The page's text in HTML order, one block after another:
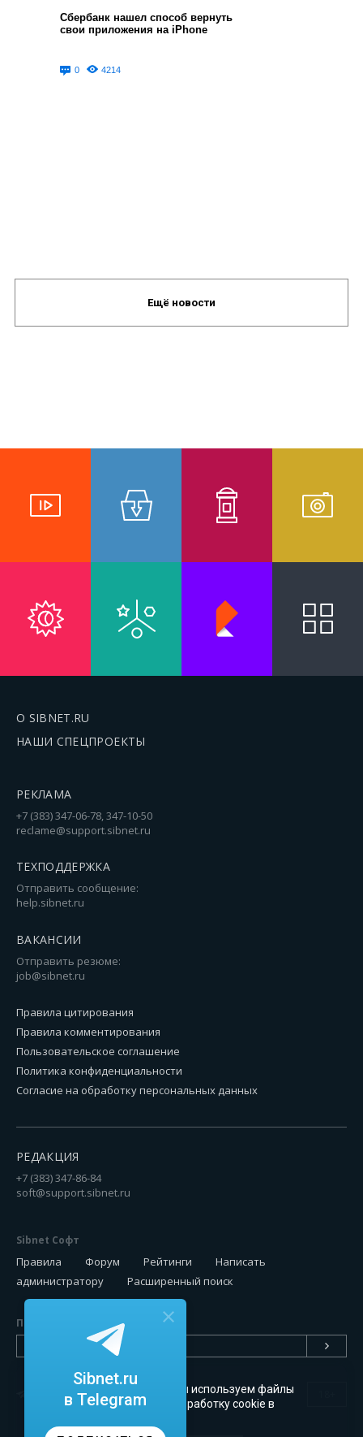
Сбербанк нашел способ вернуть
свои приложения на iPhone
0 4214
Ещё новости
О SIBNET.RU
НАШИ СПЕЦПРОЕКТЫ
РЕКЛАМА
+7 (383) 347-06-78, 347-10-50
reclame@support.sibnet.ru
ТЕХПОДДЕРЖКА
Отправить сообщение:
help.sibnet.ru
ВАКАНСИИ
Отправить резюме:
job@sibnet.ru
Правила цитирования
Правила комментирования
Пользовательское соглашение
Политика конфиденциальности
Согласие на обработку персональных данных
РЕДАКЦИЯ
+7 (383) 347-86-84
soft@support.sibnet.ru
Sibnet Софт
Правила Форум Рейтинги
Написать
администратору
Расширенный поиск
Подписаться на новинки
Чтобы сайт был удобным, мы используем файлы
cookie. Можете запретить обработку cookie в
Sibnet.ru
в Telegram